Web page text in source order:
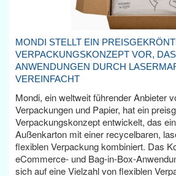
MONDI STELLT EIN
VERPACKUNGSKONZEPT VOR,
ANWENDUNGEN DURCH
VEREINFACHT
Mondi, ein weltweit führender Anbieter
Verpackungen und Papier, hat ein
Verpackungskonzept entwickelt, das
Außenkarton mit einer recycelbaren,
flexiblen Verpackung kombiniert. Das
eCommerce- und Bag-in-Box-
sich auf eine Vielzahl von flexiblen